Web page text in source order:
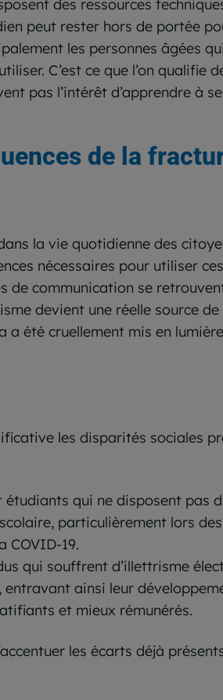
des ressources
peut rester hors de portée
les personnes âgées
C’est ce que l’on
pas l’intérêt d’apprendre à
de la
la vie quotidienne des
nécessaires pour utiliser
de communication se
devient une réelle source
été cruellement mis en
les disparités sociales
étudiants qui ne disposent pas
particulièrement lors
COVID-19.
qui souffrent d’illettrisme
entravant ainsi leur
et mieux rémunérés.
les écarts déjà